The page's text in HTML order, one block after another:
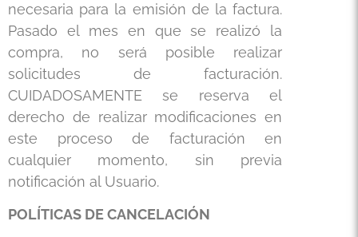
necesaria para la emisión de la factura.
Pasado el mes en que se realizó la
compra, no será posible realizar
solicitudes de facturación.
CUIDADOSAMENTE se reserva el
derecho de realizar modificaciones en
este proceso de facturación en
cualquier momento, sin previa
notificación al Usuario.
POLÍTICAS DE CANCELACIÓN